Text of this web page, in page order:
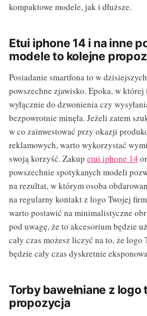
kompaktowe modele, jak i dłuższe.
Etui iphone 14 i na inne
modele to kolejne
Posiadanie smartfona to w
powszechne zjawisko. Epoka, w której
wyłącznie do dzwonienia czy
bezpowrotnie minęła. Jeżeli zatem
w co zainwestować przy okazji
reklamowych, warto wykorzystać
swoją korzyść. Zakup etui iphone 14
powszechnie spotykanych modeli
na rezultat, w którym osoba
na regularny kontakt z logo Twojej
warto postawić na minimalistyczne
pod uwagę, że to akcesorium będzie
cały czas możesz liczyć na to, że logo
będzie cały czas dyskretnie
Torby bawełniane z logo
propozycja